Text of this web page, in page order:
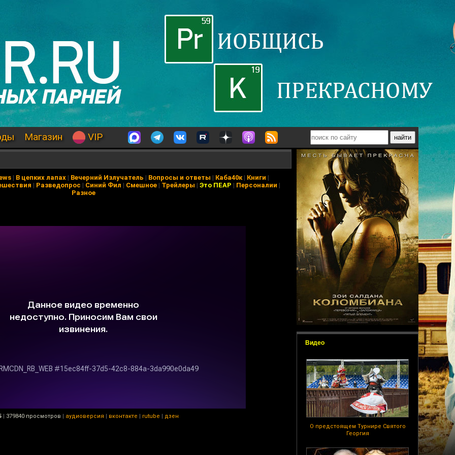
Магазин VIP
Видео
О предстоящем Турнире Святого
Георгия
| В цепких лапах | Вечерний Излучатель | Вопросы и ответы | Каба40к| Книги |
| Разведопрос | Синий Фил | Смешное | Трейлеры | Это ПЕАР | Персоналии |
Разное
| 379840 просмотров | аудиоверсия | вконтакте | rutube | дзен